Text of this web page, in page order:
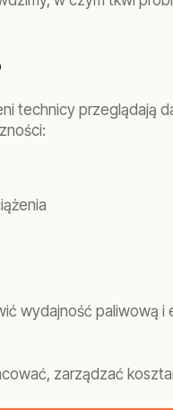
technicy przeglądają
wydajność paliwową
zarządzać